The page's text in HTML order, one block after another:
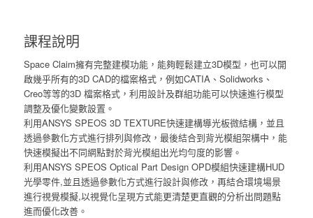
課程說明
Space Claim擁有完整建模功能，能夠輕鬆建立3D模型，也可以開
啟幾乎所有的3D CAD的檔案格式，例如CATIA、Solidworks、
Creo等等的3D 檔案格式，利用設計及群組功能可以快速進行模型
調整及優化變數設置。
利用ANSYS SPEOS 3D TEXTURE快速建構導光板微結構，並且
透過參數化方式進行排列與修改，最後結合到背光模組架構中，能
快速模擬出不同網點對於背光模組出光均勻度的影響。
利用ANSYS SPEOS Optical Part Design OPD模組快速建構HUD
光學零件,並且透過參數化方式進行設計與修改，再結合環境場景
進行視覺模擬,以視覺化呈現方式能更清楚更直觀的分析出問題點
進而優化改善。